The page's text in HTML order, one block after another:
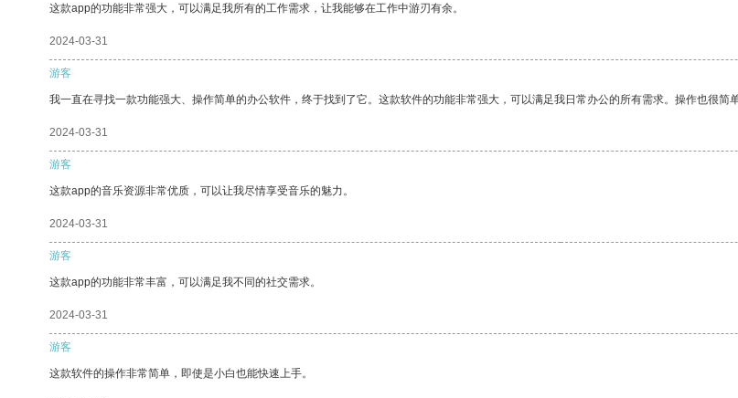
这款app的功能非常强大，可以满足我所有的工作需求，让我能够在工作中游刃有余。
2024-03-31
游客
我一直在寻找一款功能强大、操作简单的办公软件，终于找到了它。这款软件的功能非常强大，可以满足我日常办公的所有需求。操作也很简
2024-03-31
游客
这款app的音乐资源非常优质，可以让我尽情享受音乐的魅力。
2024-03-31
游客
这款app的功能非常丰富，可以满足我不同的社交需求。
2024-03-31
游客
这款软件的操作非常简单，即使是小白也能快速上手。